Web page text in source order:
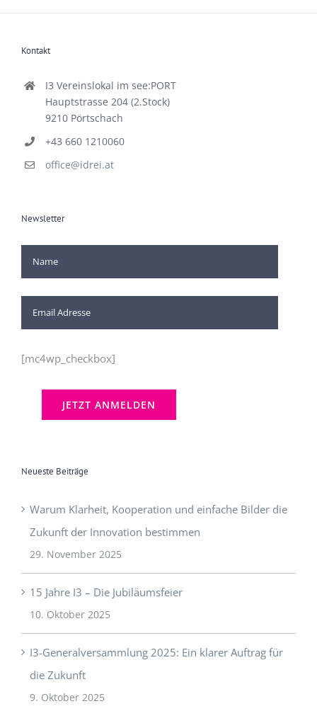
I3 Vereinslokal im see:PORT
Hauptstrasse 204 (2.Stock)
9210 Pörtschach
+43 660 1210060
Warum Klarheit, Kooperation und einfache Bilder die
Zukunft der Innovation bestimmen
29. November 2025
15 Jahre I3 – Die Jubiläumsfeier
10. Oktober 2025
I3-Generalversammlung 2025: Ein klarer Auftrag für
die Zukunft